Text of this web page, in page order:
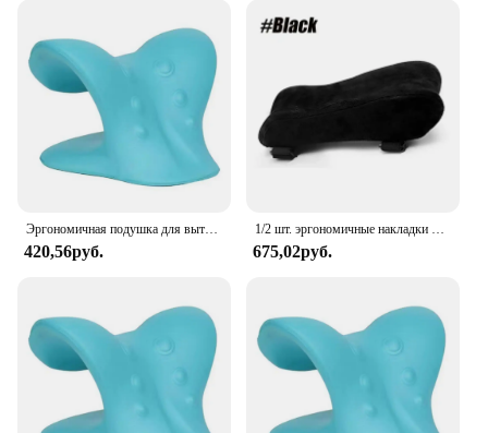
Эргономичная подушка для вытяжения шеи, облегчение боли, расслабляющее средство для шеи и плеч, подушка для хиропрактики для TMJ, головная боль, натяжение мышц
420,56руб.
1/2 шт. эргономичные накладки на подлокотник-подушка для подлокотника офисного стула-подушка для поддержки локтей для компьютера, игровых и настольных стульев
675,02руб.